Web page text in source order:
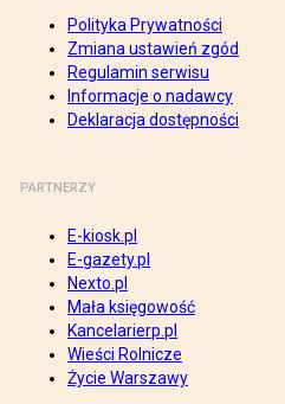
Polityka Prywatności
Zmiana ustawień zgód
Regulamin serwisu
Informacje o nadawcy
Deklaracja dostępności
PARTNERZY
E-kiosk.pl
E-gazety.pl
Nexto.pl
Mała księgowość
Kancelarierp.pl
Wieści Rolnicze
Życie Warszawy